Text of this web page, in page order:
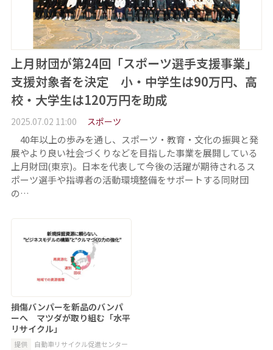
上月財団が第24回「スポーツ選手支援事業」
支援対象者を決定 小・中学生は90万円、高
校・大学生は120万円を助成
2025.07.02 11:00 スポーツ
40年以上の歩みを通し、スポーツ・教育・文化の振興と発
展やより良い社会づくりなどを目指した事業を展開している
上月財団(東京)。日本を代表して今後の活躍が期待されるス
ポーツ選手や指導者の活動環境整備をサポートする同財団
の…
損傷バンパーを新品のバンパ
ーへ マツダが取り組む「水平
リサイクル」
提供 自動車リサイクル促進センター